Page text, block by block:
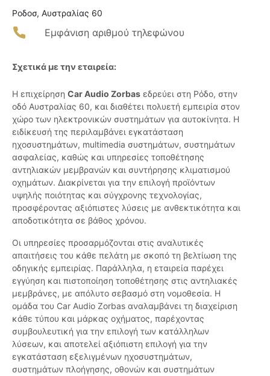
Ροδοσ, Αυστραλίας 60
Εμφάνιση αριθμού τηλεφώνου
Σχετικά με την εταιρεία:
Η επιχείρηση Car Audio Zorbas εδρεύει στη Ρόδο, στην
οδό Αυστραλίας 60, και διαθέτει πολυετή εμπειρία στον
χώρο των ηλεκτρονικών συστημάτων για αυτοκίνητα. Η
ειδίκευσή της περιλαμβάνει εγκατάσταση
ηχοσυστημάτων, multimedia συστημάτων, συστημάτων
ασφαλείας, καθώς και υπηρεσίες τοποθέτησης
αντηλιακών μεμβρανών και συντήρησης κλιματισμού
οχημάτων. Διακρίνεται για την επιλογή προϊόντων
υψηλής ποιότητας και σύγχρονης τεχνολογίας,
προσφέροντας αξιόπιστες λύσεις με ανθεκτικότητα και
αποδοτικότητα σε βάθος χρόνου.
Οι υπηρεσίες προσαρμόζονται στις αναλυτικές
απαιτήσεις του κάθε πελάτη με σκοπό τη βελτίωση της
οδηγικής εμπειρίας. Παράλληλα, η εταιρεία παρέχει
εγγύηση και πιστοποίηση τοποθέτησης στις αντηλιακές
μεμβράνες, με απόλυτο σεβασμό στη νομοθεσία. Η
ομάδα του Car Audio Zorbas αναλαμβάνει τη διαχείριση
κάθε τύπου και μάρκας οχήματος, παρέχοντας
συμβουλευτική για την επιλογή των κατάλληλων
λύσεων, και αποτελεί αξιόπιστη επιλογή για την
εγκατάσταση εξελιγμένων ηχοσυστημάτων,
συστημάτων πλοήγησης, οθονών και συστημάτων